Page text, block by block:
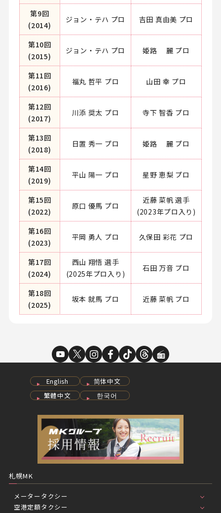
第9回
(2014)
ジョン・テハ プロ 吉田 真由美 プロ
第10回
(2015)
ジョン・テハ プロ 姫路 麗 プロ
第11回
(2016)
福丸 哲平 プロ 山田 幸 プロ
第12回
(2017)
川添 奨太 プロ 寺下 智香 プロ
第13回
(2018)
日置 秀一 プロ 姫路 麗 プロ
第14回
(2019)
平山 陽一 プロ 星野 恵梨 プロ
第15回
(2022)
原口 優馬 プロ
近藤 菜帆 選手
(2023年プロ入り)
第16回
(2023)
平岡 勇人 プロ 久保田 彩花 プロ
第17回
(2024)
西山 翔悟 選手
(2025年プロ入り)
石田 万音 プロ
第18回
(2025)
坂本 就馬 プロ 近藤 菜帆 プロ
English
简体中文
繁體中文
한국어
札幌MK
メータータクシー
空港定額タクシー